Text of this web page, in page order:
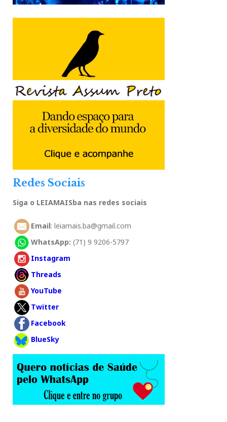
Redes Sociais
Siga o LEIAMAISba nas redes sociais
Email: leiamais.ba@gmail.com
WhatsApp: (71) 9 9206-5797
Instagram
Threads
YouTube
Twitter
Facebook
BlueSky